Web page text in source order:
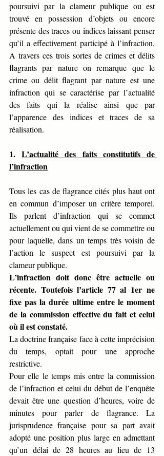
poursuivi par la clameur publique ou est
trouvé en possession d’objets ou encore
présente des traces ou indices laissant penser
qu’il a effectivement participé à l’infraction.
A travers ces trois sortes de crimes et délits
flagrants par nature on remarque que le
crime ou délit flagrant par nature est une
infraction qui se caractérise par l’actualité
des faits qui la réalise ainsi que par
l’apparence des indices et traces de sa
réalisation.
1. L’actualité des faits constitutifs de
l’infraction
Tous les cas de flagrance cités plus haut ont
en commun d’imposer un critère temporel.
Ils parlent d’infraction qui se commet
actuellement ou qui vient de se commettre ou
pour laquelle, dans un temps très voisin de
l’action le suspect est poursuivi par la
clameur publique.
L’infraction doit donc être actuelle ou
récente. Toutefois l’article 77 al 1er ne
fixe pas la durée ultime entre le moment
de la commission effective du fait et celui
où il est constaté.
La doctrine française face à cette imprécision
du temps, optait pour une approche
restrictive.
Pour elle le temps mis entre la commission
de l’infraction et celui du début de l’enquête
devait être une question d’heures, voire de
minutes pour parler de flagrance. La
jurisprudence française pour sa part avait
adopté une position plus large en admettant
qu’un délai de 28 heures au lieu de 13